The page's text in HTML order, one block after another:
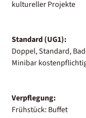
kultureller Projekte
Standard (UG1):
Doppel, Standard,
Minibar
Verpflegung:
Frühstück: Buffet